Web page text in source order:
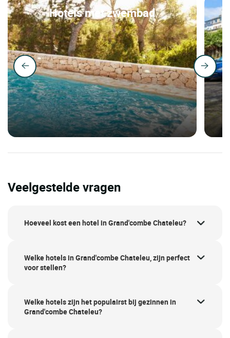
Hotels met zwembad
Veelgestelde vragen
Hoeveel kost een hotel in Grand'combe Chateleu?
Welke hotels in Grand'combe Chateleu, zijn perfect
voor stellen?
Welke hotels zijn het populairst bij gezinnen in
Grand'combe Chateleu?